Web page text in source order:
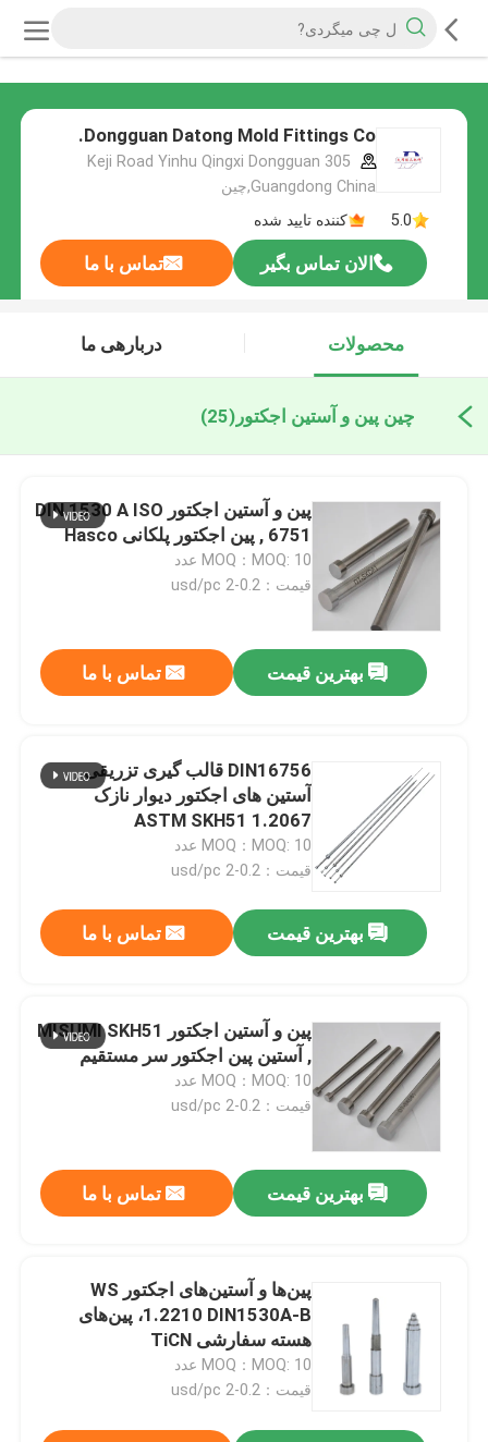
Dongguan Datong Mold Fittings Co.
305 Keji Road Yinhu Qingxi Dongguan
Guangdong China,چین
5.0
کننده تایید شده
الان تماس بگیر تماس با ما
محصولات دربارهی ما
چین پین و آستین اجکتور (25)
پین و آستین اجکتور DIN 1530 A ISO
6751 , پین اجکتور پلکانی Hasco
MOQ：MOQ: 10 عدد
قیمت：0.2-2 usd/pc
بهترین قیمت تماس با ما
DIN16756 قالب گیری تزریقی
آستین های اجکتور دیوار نازک
1.2067 ASTM SKH51
MOQ：MOQ: 10 عدد
قیمت：0.2-2 usd/pc
بهترین قیمت تماس با ما
پین و آستین اجکتور MISUMI SKH51
, آستین پین اجکتور سر مستقیم
MOQ：MOQ: 10 عدد
قیمت：0.2-2 usd/pc
بهترین قیمت تماس با ما
پین‌ها و آستین‌های اجکتور WS
1.2210 DIN1530A-B، پین‌های
هسته سفارشی TiCN
MOQ：MOQ: 10 عدد
قیمت：0.2-2 usd/pc